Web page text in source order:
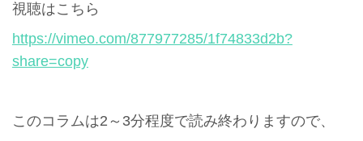
視聴はこちら
https://vimeo.com/877977285/1f74833d2b?
share=copy
このコラムは2～3分程度で読み終わりますので、